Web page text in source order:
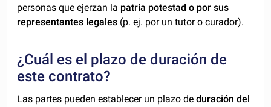
personas que ejerzan la patria potestad o por sus
representantes legales (p. ej. por un tutor o curador).
¿Cuál es el plazo de duración de
este contrato?
Las partes pueden establecer un plazo de duración del